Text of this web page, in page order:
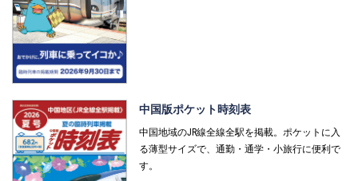
中国版ポケット時刻表
中国地域のJR線全線全駅を掲載。ポケットに入
る薄型サイズで、通勤・通学・小旅行に便利で
す。